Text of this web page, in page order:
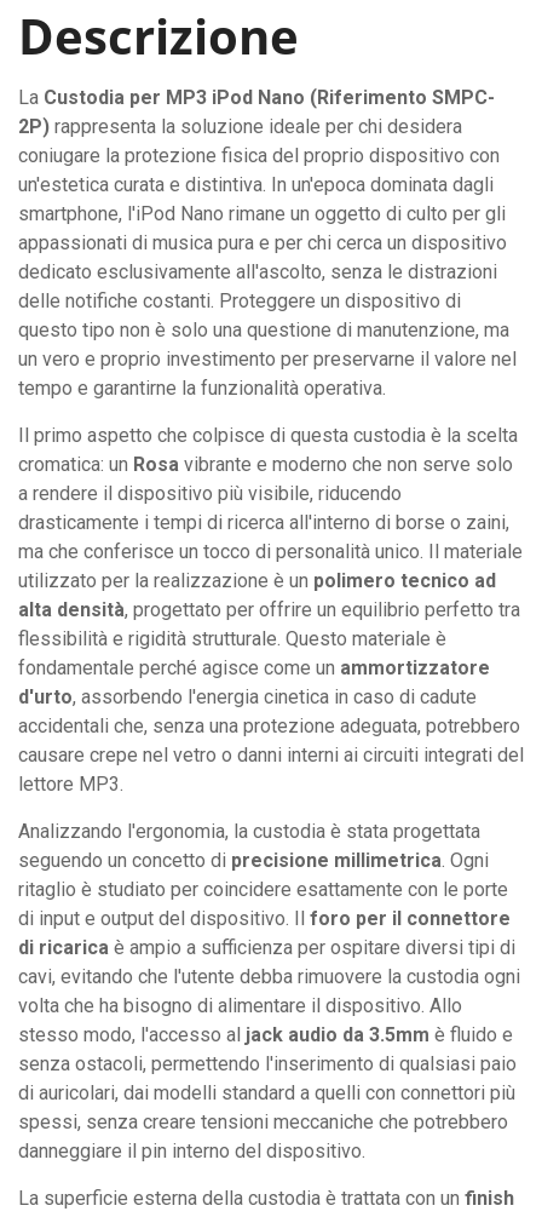
Nano
quantità
Descrizione
La Custodia per MP3 iPod Nano (Riferimento SMPC-
2P) rappresenta la soluzione ideale per chi desidera
coniugare la protezione fisica del proprio dispositivo con
un'estetica curata e distintiva. In un'epoca dominata dagli
smartphone, l'iPod Nano rimane un oggetto di culto per gli
appassionati di musica pura e per chi cerca un dispositivo
dedicato esclusivamente all'ascolto, senza le distrazioni
delle notifiche costanti. Proteggere un dispositivo di
questo tipo non è solo una questione di manutenzione, ma
un vero e proprio investimento per preservarne il valore nel
tempo e garantirne la funzionalità operativa.
Il primo aspetto che colpisce di questa custodia è la scelta
cromatica: un Rosa vibrante e moderno che non serve solo
a rendere il dispositivo più visibile, riducendo
drasticamente i tempi di ricerca all'interno di borse o zaini,
ma che conferisce un tocco di personalità unico. Il materiale
utilizzato per la realizzazione è un polimero tecnico ad
alta densità, progettato per offrire un equilibrio perfetto tra
flessibilità e rigidità strutturale. Questo materiale è
fondamentale perché agisce come un ammortizzatore
d'urto, assorbendo l'energia cinetica in caso di cadute
accidentali che, senza una protezione adeguata, potrebbero
causare crepe nel vetro o danni interni ai circuiti integrati del
lettore MP3.
Analizzando l'ergonomia, la custodia è stata progettata
seguendo un concetto di precisione millimetrica . Ogni
ritaglio è studiato per coincidere esattamente con le porte
di input e output del dispositivo. Il foro per il connettore
di ricarica è ampio a sufficienza per ospitare diversi tipi di
cavi, evitando che l'utente debba rimuovere la custodia ogni
volta che ha bisogno di alimentare il dispositivo. Allo
stesso modo, l'accesso al jack audio da 3.5mm è fluido e
senza ostacoli, permettendo l'inserimento di qualsiasi paio
di auricolari, dai modelli standard a quelli con connettori più
spessi, senza creare tensioni meccaniche che potrebbero
danneggiare il pin interno del dispositivo.
La superficie esterna della custodia è trattata con un finish